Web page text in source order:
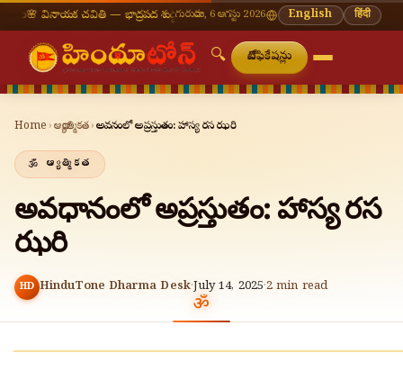
చవితి — భాద్రపద శుద్ధ చవితి⛩ తిరుమల తిరుపతి — నేటి దర్శన సమయాలు 🔔
గురువారం, 6 ఆగస్టు 2026 English हिंदी
🔍 నోటిఫికేషన్లు
Home › ఆధ్యాత్మికత›అవధానంలో అప్రస్తుతం: హాస్య రస ఝరి
ఆధ్యాత్మికత
అవధానంలో అప్రస్తుతం: హాస్య రస
ఝరి
HD HinduTone Dharma Desk·July 14, 2025·2 min read